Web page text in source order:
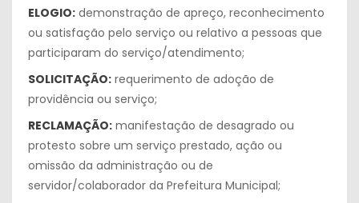
ELOGIO: demonstração de apreço, reconhecimento
ou satisfação pelo serviço ou relativo a pessoas que
participaram do serviço/atendimento;
SOLICITAÇÃO: requerimento de adoção de
providência ou serviço;
RECLAMAÇÃO: manifestação de desagrado ou
protesto sobre um serviço prestado, ação ou
omissão da administração ou de
servidor/colaborador da Prefeitura Municipal;